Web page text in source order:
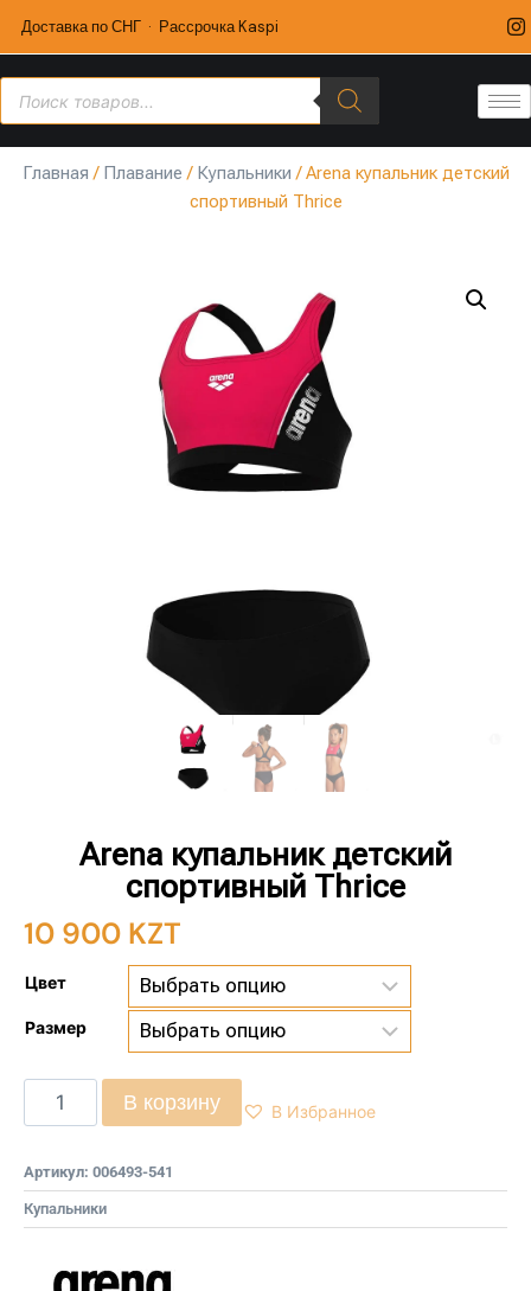
Доставка по СНГ · Рассрочка Kaspi
Главная / Плавание / Купальники / Arena купальник детский
спортивный Thrice
Arena купальник детский
спортивный Thrice
10 900 KZT
Цвет
Размер
В корзину В Избранное
Артикул: 006493-541
Купальники